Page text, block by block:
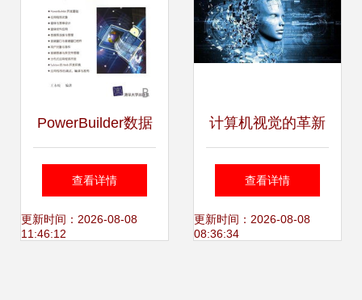
PowerBuilder数据
库应用开发教程 高
等院校计算机应用
查看详情
更新时间：2026-08-08
11:46:12
计算机视觉的革新
AI、人工智能与图
像处理技术如何重
查看详情
更新时间：2026-08-08
08:36:34